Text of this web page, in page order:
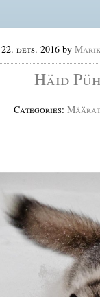
22. dets. 2016 by
Häid
Categories: